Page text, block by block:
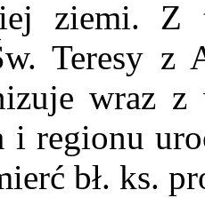
ziemi.
Teresy z
wraz z
i regionu
bł. ks.